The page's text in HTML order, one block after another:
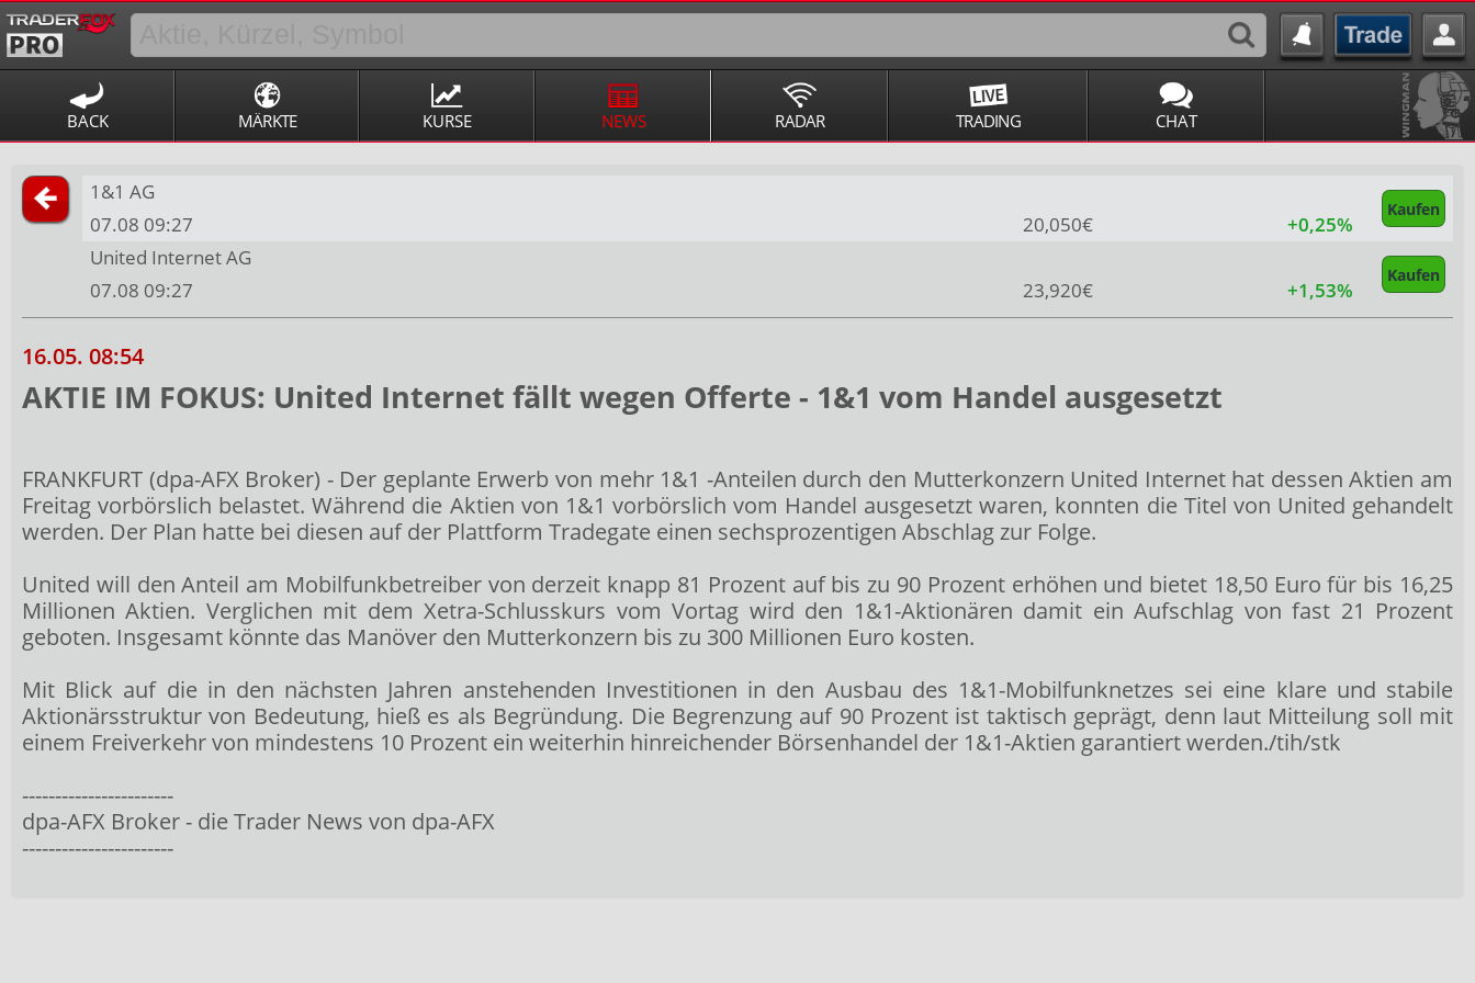
BACK MÄRKTE KURSE NEWS RADAR TRADING CHAT
1&1 AG
Kaufen
07.08 09:27 20,050€
+0,25%
United Internet AG
Kaufen
07.08 09:27 23,920€ +1,53%
16.05. 08:54
AKTIE IM FOKUS: United Internet fällt wegen Offerte - 1&1 vom Handel ausgesetzt
FRANKFURT (dpa-AFX Broker) - Der geplante Erwerb von mehr 1&1 -Anteilen durch den Mutterkonzern United Internet hat dessen Aktien am
Freitag vorbörslich belastet. Während die Aktien von 1&1 vorbörslich vom Handel ausgesetzt waren, konnten die Titel von United gehandelt
werden. Der Plan hatte bei diesen auf der Plattform Tradegate einen sechsprozentigen Abschlag zur Folge.
United will den Anteil am Mobilfunkbetreiber von derzeit knapp 81 Prozent auf bis zu 90 Prozent erhöhen und bietet 18,50 Euro für bis 16,25
Millionen Aktien. Verglichen mit dem Xetra-Schlusskurs vom Vortag wird den 1&1-Aktionären damit ein Aufschlag von fast 21 Prozent
geboten. Insgesamt könnte das Manöver den Mutterkonzern bis zu 300 Millionen Euro kosten.
Mit Blick auf die in den nächsten Jahren anstehenden Investitionen in den Ausbau des 1&1-Mobilfunknetzes sei eine klare und stabile
Aktionärsstruktur von Bedeutung, hieß es als Begründung. Die Begrenzung auf 90 Prozent ist taktisch geprägt, denn laut Mitteilung soll mit
einem Freiverkehr von mindestens 10 Prozent ein weiterhin hinreichender Börsenhandel der 1&1-Aktien garantiert werden./tih/stk
-----------------------
dpa-AFX Broker - die Trader News von dpa-AFX
-----------------------